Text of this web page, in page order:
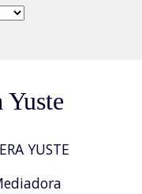
Yuste
YUSTE